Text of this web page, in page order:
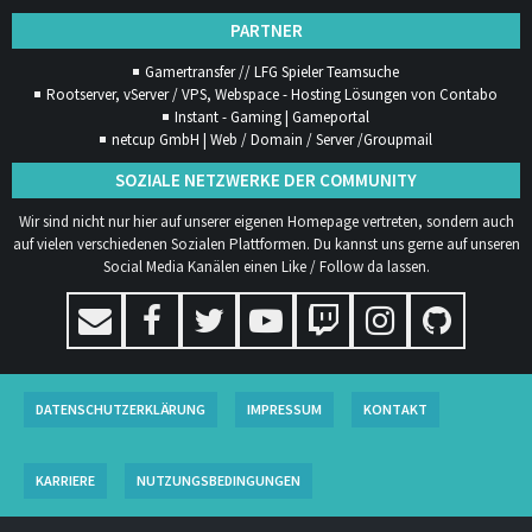
PARTNER
Gamertransfer // LFG Spieler Teamsuche
Rootserver, vServer / VPS, Webspace - Hosting Lösungen von Contabo
Instant - Gaming | Gameportal
netcup GmbH | Web / Domain / Server /Groupmail
SOZIALE NETZWERKE DER COMMUNITY
Wir sind nicht nur hier auf unserer eigenen Homepage vertreten, sondern auch
auf vielen verschiedenen Sozialen Plattformen. Du kannst uns gerne auf unseren
Social Media Kanälen einen Like / Follow da lassen.
DATENSCHUTZERKLÄRUNG IMPRESSUM KONTAKT
KARRIERE NUTZUNGSBEDINGUNGEN